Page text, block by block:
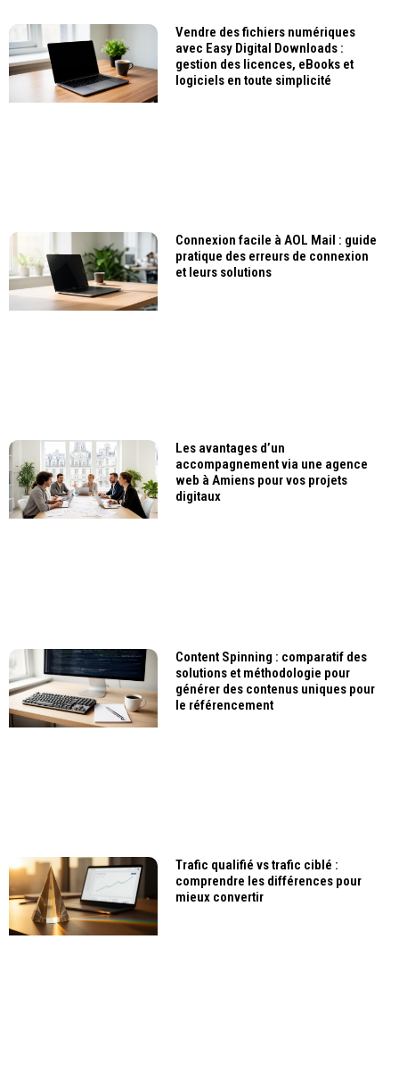
Vendre des fichiers numériques
avec Easy Digital Downloads :
gestion des licences, eBooks et
logiciels en toute simplicité
Connexion facile à AOL Mail : guide
pratique des erreurs de connexion
et leurs solutions
Les avantages d’un
accompagnement via une agence
web à Amiens pour vos projets
digitaux
Content Spinning : comparatif des
solutions et méthodologie pour
générer des contenus uniques pour
le référencement
Trafic qualifié vs trafic ciblé :
comprendre les différences pour
mieux convertir